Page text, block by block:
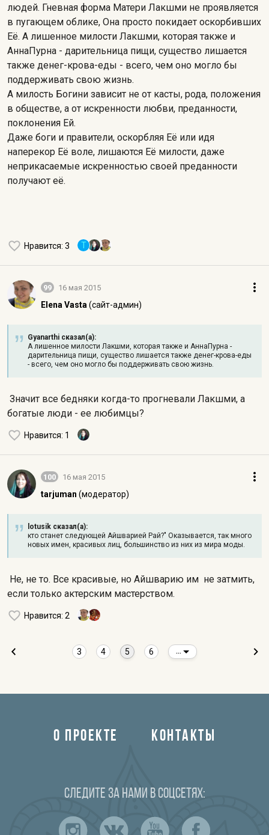
людей. Гневная форма Матери Лакшми не проявляется
в пугающем облике, Она просто покидает оскорбивших
Её. А лишенное милости Лакшми, которая также и
АннаПурна - дарительница пищи, существо лишается
также денег-крова-еды - всего, чем оно могло бы
поддерживать свою жизнь.
А милость Богини зависит не от касты, рода, положения
в обществе, а от искренности любви, преданности,
поклонения Ей.
Даже боги и правители, оскорбляя Её или идя
наперекор Её воле, лишаются Её милости, даже
неприкасаемые искренностью своей преданности
получают её.
Нравится: 3 T
99 16 мая 2015
Elena Vasta (сайт-админ)
Gyanarthi сказал(а):
А лишенное милости Лакшми, которая также и АннаПурна -
дарительница пищи, существо лишается также денег-крова-еды
- всего, чем оно могло бы поддерживать свою жизнь.
Значит все бедняки когда-то прогневали Лакшми, а
богатые люди - ее любимцы?
Нравится: 1
100 16 мая 2015
tarjuman (модератор)
lotusik сказал(а):
кто станет следующей Айшварией Рай?" Оказывается, так много
новых имен, красивых лиц, большинство из них из мира моды.
Не, не то. Все красивые, но Айшварию им не затмить,
если только актерским мастерством.
Нравится: 2
3 4 5 6
О ПРОЕКТЕ КОНТАКТЫ
Следите за нами в соцсетях: